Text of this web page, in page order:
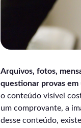
Arquivos, fotos,
questionar provas em
o conteúdo visível
um comprovante, a
desse conteúdo,